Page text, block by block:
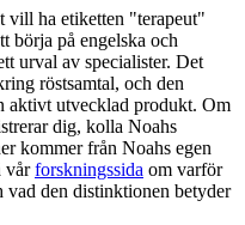
vill ha etiketten "terapeut"
börja på engelska och
urval av specialister. Det
röstsamtal, och den
aktivt utvecklad produkt. Om
dig, kolla Noahs
kommer från Noahs egen
vårforskningssida om varför
vad den distinktionen betyder